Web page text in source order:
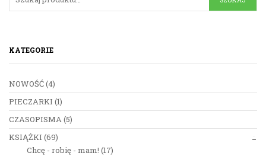
KATEGORIE
NOWOŚĆ(4)
PIECZARKI (1)
CZASOPISMA(5)
KSIĄŻKI (69)
Chcę - robię - mam! (17)